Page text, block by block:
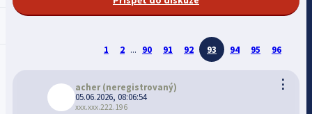
1 2 ... 90 91 92 93 94 95 96
⋮
acher(neregistrovaný)
05.06.2026, 08:06:54
xxx.xxx.222.196